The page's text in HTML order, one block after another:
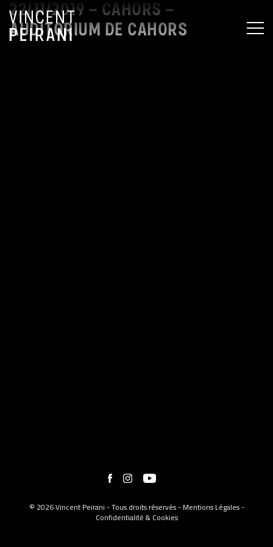
22/11/2019 – CAHORS –
AUDITORIUM DE CAHORS
© 2026 Vincent Peirani - Tous droits réservés - Mentions Légales-
Confidentialité & Cookies